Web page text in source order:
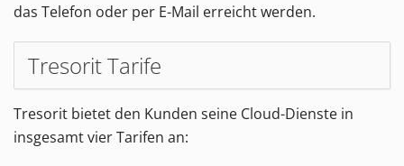
das Telefon oder per E-Mail erreicht werden.
Tresorit Tarife
Tresorit bietet den Kunden seine Cloud-Dienste in
insgesamt vier Tarifen an: